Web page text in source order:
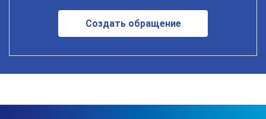
Создать обращение